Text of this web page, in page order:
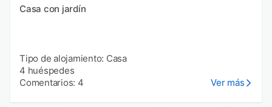
Casa con jardín
Tipo de alojamiento: Casa
4 huéspedes
Comentarios: 4
Ver más